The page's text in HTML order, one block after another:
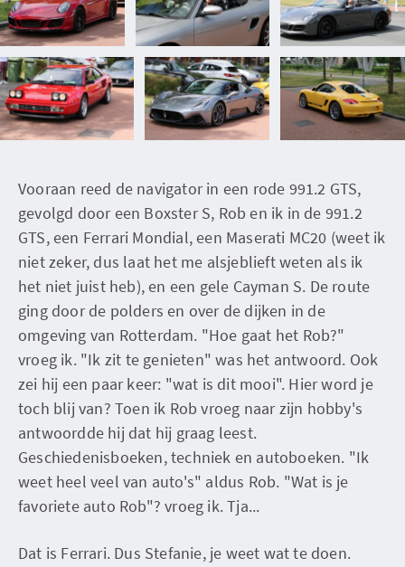
Vooraan reed de navigator in een rode 991.2 GTS,
gevolgd door een Boxster S, Rob en ik in de 991.2
GTS, een Ferrari Mondial, een Maserati MC20 (weet ik
niet zeker, dus laat het me alsjeblieft weten als ik
het niet juist heb), en een gele Cayman S. De route
ging door de polders en over de dijken in de
omgeving van Rotterdam. "Hoe gaat het Rob?"
vroeg ik. "Ik zit te genieten" was het antwoord. Ook
zei hij een paar keer: "wat is dit mooi". Hier word je
toch blij van? Toen ik Rob vroeg naar zijn hobby's
antwoordde hij dat hij graag leest.
Geschiedenisboeken, techniek en autoboeken. "Ik
weet heel veel van auto's" aldus Rob. "Wat is je
favoriete auto Rob"? vroeg ik. Tja...
Dat is Ferrari. Dus Stefanie, je weet wat te doen.